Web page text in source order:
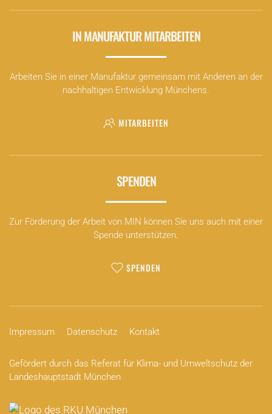
IN MANUFAKTUR MITARBEITEN
Arbeiten Sie in einer Manufaktur gemeinsam mit Anderen an der
nachhaltigen Entwicklung Münchens.
MITARBEITEN
SPENDEN
Zur Förderung der Arbeit von MIN können Sie uns auch mit einer
Spende unterstützen.
SPENDEN
Impressum Datenschutz Kontakt
Gefördert durch das Referat für Klima- und Umweltschutz der
Landeshauptstadt München